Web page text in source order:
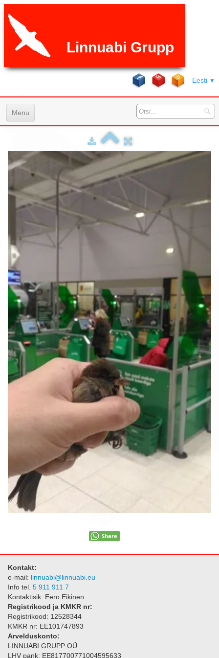
Linnuabi Grupp
Eesti ▼
Menu
Teenused
Galeri
K.K.K
Hinnad
Firmast
Kontakt
Share
Kontakt:
e-mail: linnuabi@linnuabi.eu
Info tel. 5 911 911 7
Kontaktisik: Eero Eikinen
Registrikood ja KMKR nr:
Registrikood: 12528344
KMKR nr: EE101747893
Arvelduskonto:
LINNUABI GRUPP OÜ
LHV pank: EE817700771004595633